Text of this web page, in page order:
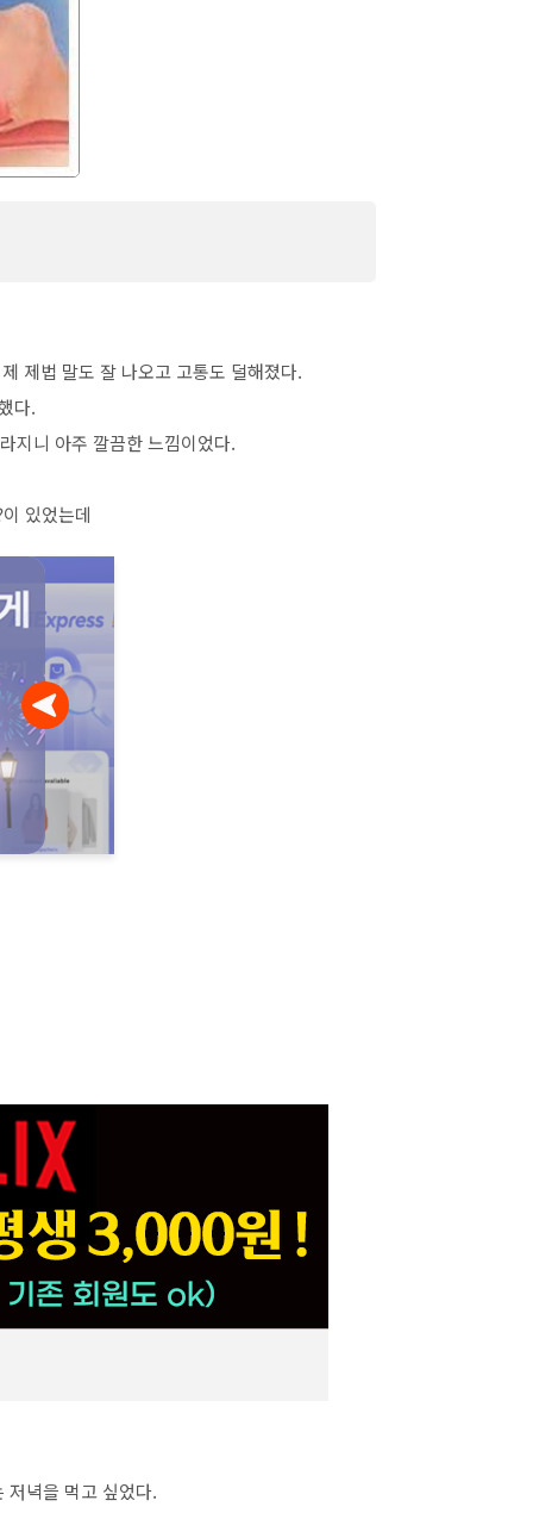
제법 말도 잘 나오고 고통도 덜해졌다.
다.
지니 아주 깔끔한 느낌이었다.
있었는데
저녁을 먹고 싶었다.